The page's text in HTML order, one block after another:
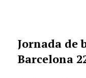
Jornada de
Barcelona